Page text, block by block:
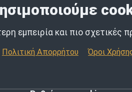
εμπειρία και πιο σχετικές
Πολιτική Απορρήτου Όροι